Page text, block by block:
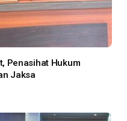
Penasihat Hukum
Jaksa